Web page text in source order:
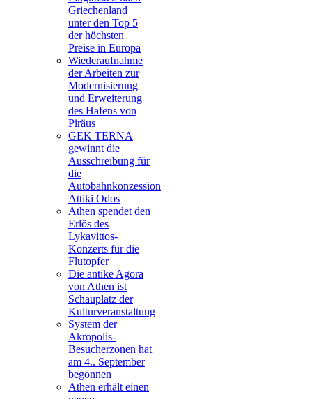
Griechenland
unter den Top 5
der höchsten
Preise in Europa
Wiederaufnahme
der Arbeiten zur
Modernisierung
und Erweiterung
des Hafens von
Piräus
GEK TERNA
gewinnt die
Ausschreibung für
die
Autobahnkonzession
Attiki Odos
Athen spendet den
Erlös des
Lykavittos-
Konzerts für die
Flutopfer
Die antike Agora
von Athen ist
Schauplatz der
Kulturveranstaltung
System der
Akropolis-
Besucherzonen hat
am 4.. September
begonnen
Athen erhält einen